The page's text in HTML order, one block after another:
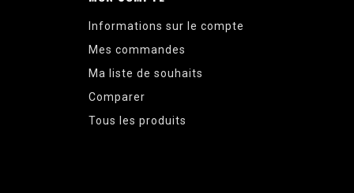
Informations sur le compte
Mes commandes
Ma liste de souhaits
Comparer
Tous les produits